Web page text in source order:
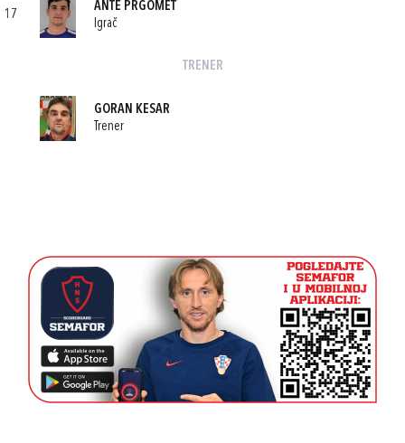
17
ANTE PRGOMET
Igrač
TRENER
GORAN KESAR
Trener